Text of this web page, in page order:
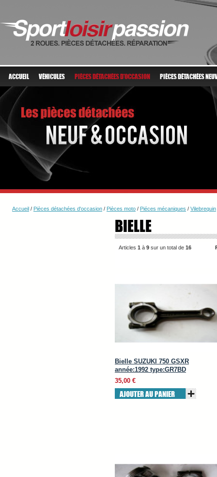
ACCUEIL VÉHICULES PIÈCES DÉTACHÉES D'OCCASION PIÈCES DÉTACHÉES
Accueil / Pièces détachées d'occasion / Pièces moto / Piéces mécaniques / Vilebrequin
BIELLE
Articles 1 à 9 sur un total de 16
Bielle SUZUKI 750 GSXR
année:1992 type:GR7BD
35,00 €
AJOUTER AU PANIER